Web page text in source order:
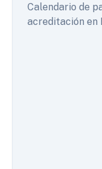
Calendario de
acreditación en